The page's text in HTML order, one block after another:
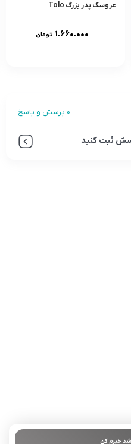
خبرم کن
عروسک پدر بزرگ Tolo
۱.۶۶۰.۰۰۰ تومان
0 پرسش و پاسخ
ثبت کنید